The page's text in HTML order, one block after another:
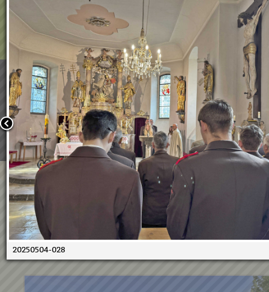
FEUERWEHR
DUATHLON 2026
POOLKALENDER
Wir verwenden Cookies, um unsere Webseite für Sie
benutzerfreundlich zu gestalten. Wenn Sie fortfahren,
an, dass Sie mit der Verwendung von Cookies auf
einverstanden sind.
Weitere Informationen:Datenschutzerklärung/Cookie-
Bestätigen
04.05.2025 -
FF Kraubath
04.05.2025
20250504-028